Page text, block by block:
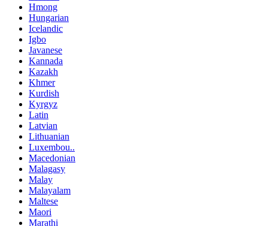
Hmong
Hungarian
Icelandic
Igbo
Javanese
Kannada
Kazakh
Khmer
Kurdish
Kyrgyz
Latin
Latvian
Lithuanian
Luxembou..
Macedonian
Malagasy
Malay
Malayalam
Maltese
Maori
Marathi